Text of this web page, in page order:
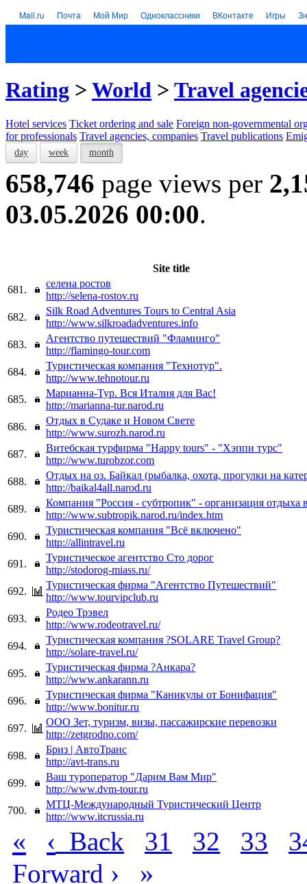
Mail.ru Почта Мой Мир Одноклассники ВКонтакте Игры
Rating > World > Travel
Hotel services Тicket ordering and sale Foreign non-governmental
for professionals Travel agencies, companies Travel publications
day week month
658,746 page views per
03.05.2026 00:00.
Site title
681.
селена ростов
http://selena-rostov.ru
682.
Silk Road Adventures Tours to Central Asia
http://www.silkroadadventures.info
683.
Агентство путешествий "Фламинго"
http://flamingo-tour.com
684.
Туристическая компания "Технотур".
http://www.tehnotour.ru
685.
Марианна-Тур. Вся Италия для Вас!
http://marianna-tur.narod.ru
686.
Отдых в Судаке и Новом Свете
http://www.surozh.narod.ru
687.
Витебская турфирма "Happy tours" - "Хэппи турс"
http://www.turobzor.com
688.
Отдых на оз. Байкал (рыбалка, охота, прогулки на
http://baikal4all.narod.ru
689.
Компания "Россия - субтропик" - организация отдыха
http://www.subtropik.narod.ru/index.htm
690.
Туристическая компания "Всё включено"
http://allintravel.ru
691.
Туристическое агентство Сто дорог
http://stodorog-miass.ru/
692.
Туристическая фирма "Агентство Путешествий"
http://www.tourvipclub.ru
693.
Родео Трэвел
http://www.rodeotravel.ru/
694.
Туристическая компания ?SOLARE Travel Group?
http://solare-travel.ru/
695.
Туристическая фирма ?Анкара?
http://www.ankarann.ru
696.
Туристическая фирма "Каникулы от Бонифация"
http://www.bonitur.ru
697.
ООО Зет, туризм, визы, пассажирские перевозки
http://zetgrodno.com/
698.
Бриз | АвтоТранс
http://avt-trans.ru
699.
Ваш туроператор "Дарим Вам Мир"
http://www.dvm-tour.ru
700.
МТЦ-Международный Туристический Центр
http://www.itcrussia.ru
« ‹ Back 31 32 33
Forward › »